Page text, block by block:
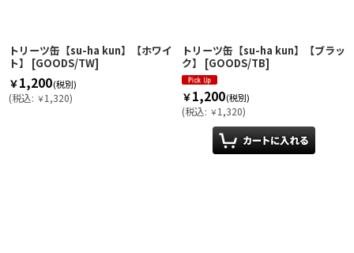
トリーツ缶【su-ha kun】【ホワイ
ト】
[GOODS/TW]
￥1,200(税別)
(税込: ￥1,320)
トリーツ缶【su-ha kun】【ブラッ
ク】
[GOODS/TB]
￥1,200(税別)
(税込: ￥1,320)